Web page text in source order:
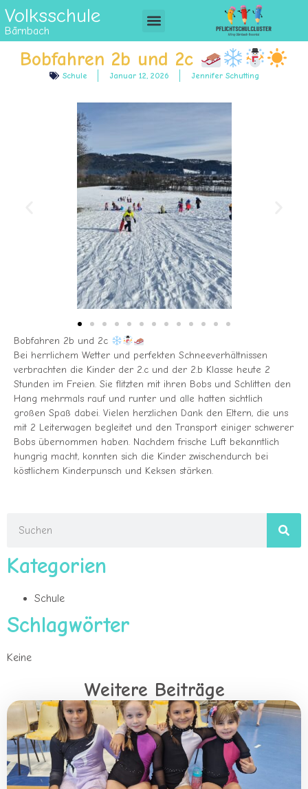
Volksschule
Bärnbach
Bobfahren 2b und 2c
Schule Januar 12, 2026 Jennifer Schutting
Bobfahren 2b und 2c
Bei herrlichem Wetter und perfekten Schneeverhältnissen
verbrachten die Kinder der 2.c und der 2.b Klasse heute 2
Stunden im Freien. Sie flitzten mit ihren Bobs und Schlitten den
Hang mehrmals rauf und runter und alle hatten sichtlich
großen Spaß dabei. Vielen herzlichen Dank den Eltern, die uns
mit 2 Leiterwagen begleitet und den Transport einiger schwerer
Bobs übernommen haben. Nachdem frische Luft bekanntlich
hungrig macht, konnten sich die Kinder zwischendurch bei
köstlichem Kinderpunsch und Keksen stärken.
Kategorien
Schule
Schlagwörter
Keine
Weitere Beiträge